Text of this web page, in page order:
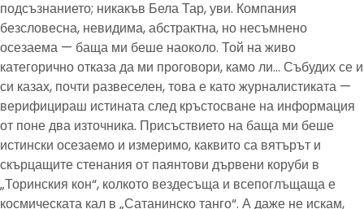
подсъзнанието; никакъв Бела Тар, уви. Компания
безсловесна, невидима, абстрактна, но несъмнено
осезаема — баща ми беше наоколо. Той на живо
категорично отказа да ми проговори, камо ли… Събудих се и
си казах, почти развеселен, това е като журналистиката —
верифицираш истината след кръстосване на информация
от поне два източника. Присъствието на баща ми беше
истински осезаемо и измеримо, каквито са вятърът и
скърцащите стенания от паянтови дървени коруби в
„Торинския кон“, колкото вездесъща и всепоглъщаща е
космическата кал в „Сатанинско танго“. А даже не искам,